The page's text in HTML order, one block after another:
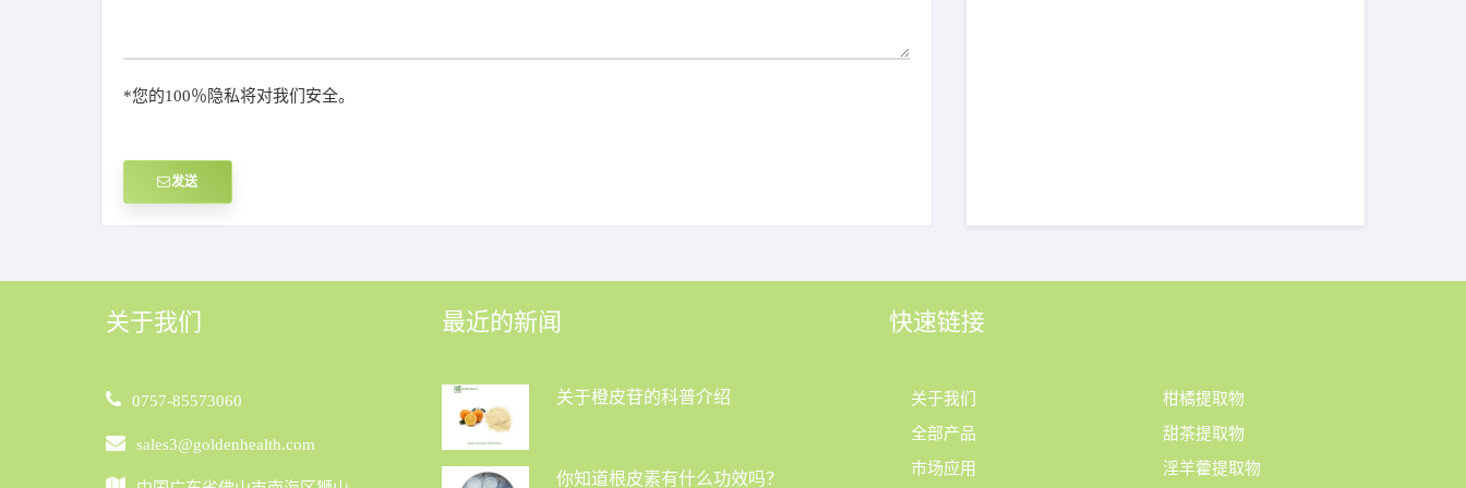
*您的100％隐私将对我们安全。
发送
关于我们
0757-85573060
sales3@goldenhealth.com
最近的新闻
关于橙皮苷的科普介绍
你知道根皮素有什么功效吗？
快速链接
关于我们
全部产品
市场应用
柑橘提取物
甜茶提取物
淫羊藿提取物